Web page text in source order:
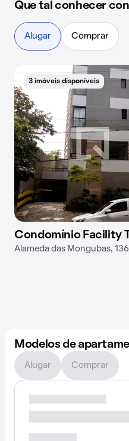
Que tal conhecer
Alugar Comprar
3 imóveis disponíveis
Condomínio Facility
Alameda das Mongubas, 136
Modelos de
Alugar Comprar